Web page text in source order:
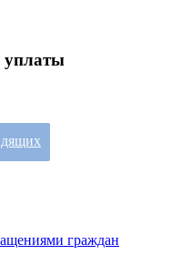
уплаты
граждан